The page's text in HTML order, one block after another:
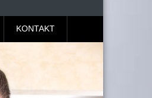
KONTAKT